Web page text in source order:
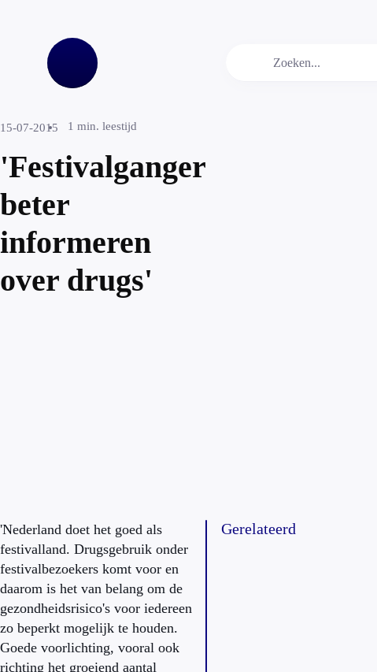
15-07-2015 1 min. leestijd
'Festivalganger
beter
informeren
over drugs'
'Nederland doet het goed als
festivalland. Drugsgebruik onder
festivalbezoekers komt voor en
daarom is het van belang om de
gezondheidsrisico's voor iedereen
zo beperkt mogelijk te houden.
Goede voorlichting, vooral ook
richting het groeiend aantal
Gerelateerd